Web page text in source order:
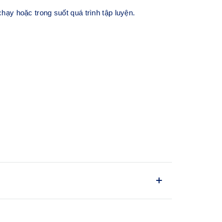
hoặc trong suốt quá trình tập luyện.